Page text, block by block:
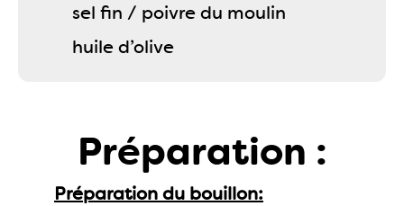
sel fin / poivre du moulin
huile d’olive
Préparation :
Préparation du bouillon: